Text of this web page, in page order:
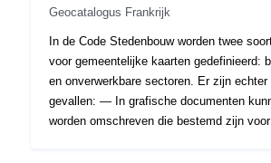
codelist/
Geocatalogus Frankrijk
In de Code Stedenbouw worden twee
voor gemeentelijke kaarten gedefinieerd:
en onverwerkbare sectoren. Er zijn echter
gevallen: — In grafische documenten
worden omschreven die bestemd zijn